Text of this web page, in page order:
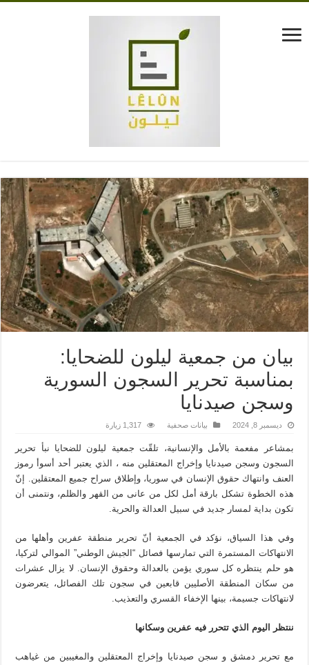
بيان من جمعية ليلون للضحايا:
بمناسبة تحرير السجون السورية
وسجن صيدنايا
ديسمبر 8, 2024 بيانات صحفية 1,317 زيارة
بمشاعر مفعمة بالأمل والإنسانية، تلقّت جمعية ليلون للضحايا نبأ تحرير
السجون وسجن صيدنايا وإخراج المعتقلين منه ، الذي يعتبر أحد أسوأ رموز
العنف وانتهاك حقوق الإنسان في سوريا، وإطلاق سراح جميع المعتقلين. إنّ
هذه الخطوة تشكل بارقة أمل لكل من عانى من القهر والظلم، ونتمنى أن
تكون بداية لمسار جديد في سبيل العدالة والحرية.
وفي هذا السياق، نؤكد في الجمعية أنّ تحرير منطقة عفرين وأهلها من
الانتهاكات المستمرة التي تمارسها فصائل “الجيش الوطني” الموالي لتركيا،
هو حلم ينتظره كل سوري يؤمن بالعدالة وحقوق الإنسان. لا يزال عشرات
من سكان المنطقة الأصليين قابعين في سجون تلك الفصائل، يتعرضون
لانتهاكات جسيمة، بينها الإخفاء القسري والتعذيب.
ننتظر اليوم الذي تتحرر فيه عفرين وسكانها
مع تحرير دمشق و سجن صيدنايا وإخراج المعتقلين والمغيبين من غياهب